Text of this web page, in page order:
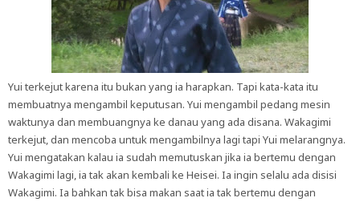
Yui terkejut karena itu bukan yang ia harapkan. Tapi kata-kata itu
membuatnya mengambil keputusan. Yui mengambil pedang mesin
waktunya dan membuangnya ke danau yang ada disana. Wakagimi
terkejut, dan mencoba untuk mengambilnya lagi tapi Yui melarangnya.
Yui mengatakan kalau ia sudah memutuskan jika ia bertemu dengan
Wakagimi lagi, ia tak akan kembali ke Heisei. Ia ingin selalu ada disisi
Wakagimi. Ia bahkan tak bisa makan saat ia tak bertemu dengan